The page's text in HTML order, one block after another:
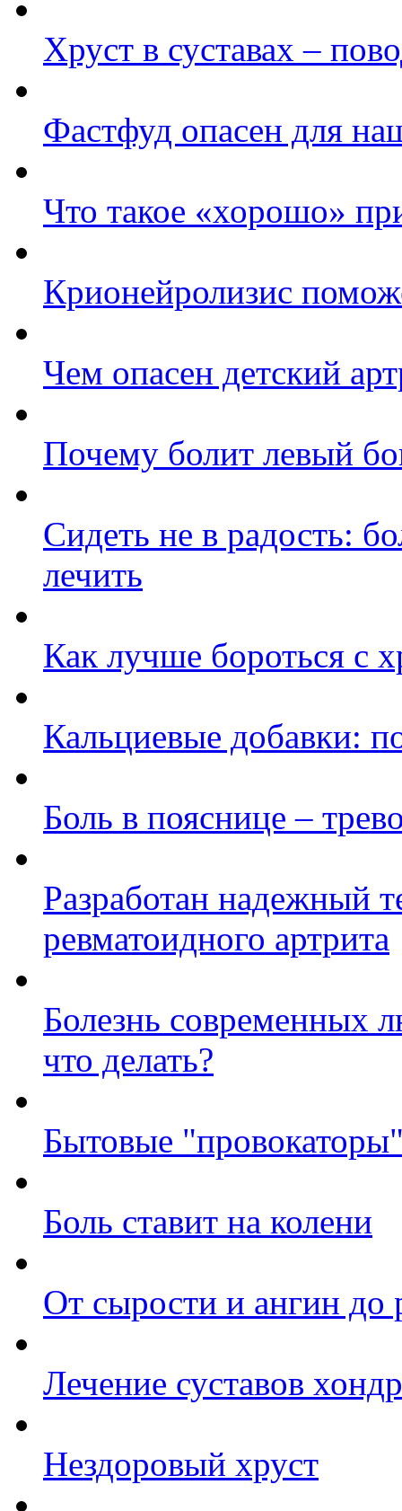
Хруст в суставах –
Фастфуд опасен для
Что такое «хорошо»
Крионейролизис
Чем опасен детский
Почему болит левый
Сидеть не в радость:
лечить
Как лучше бороться с
Кальциевые добавки:
Боль в пояснице –
Разработан надежный
ревматоидного артрита
Болезнь современных
что делать?
Бытовые
Боль ставит на колени
От сырости и ангин до
Лечение суставов
Нездоровый хруст